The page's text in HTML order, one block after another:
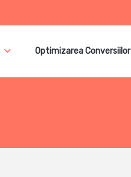
Optimizarea Conversiilor